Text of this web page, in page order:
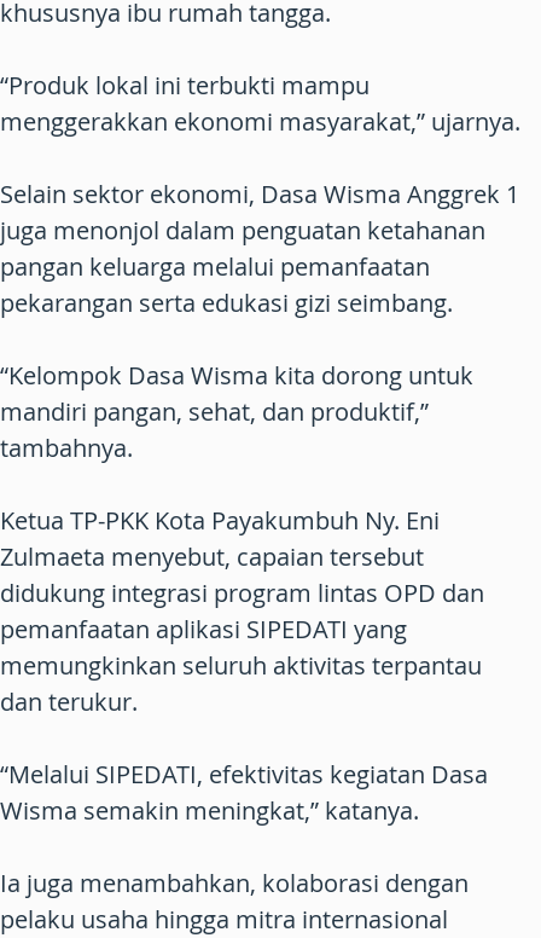
khususnya ibu rumah tangga.
“Produk lokal ini terbukti mampu
menggerakkan ekonomi masyarakat,” ujarnya.
Selain sektor ekonomi, Dasa Wisma Anggrek 1
juga menonjol dalam penguatan ketahanan
pangan keluarga melalui pemanfaatan
pekarangan serta edukasi gizi seimbang.
“Kelompok Dasa Wisma kita dorong untuk
mandiri pangan, sehat, dan produktif,”
tambahnya.
Ketua TP-PKK Kota Payakumbuh Ny. Eni
Zulmaeta menyebut, capaian tersebut
didukung integrasi program lintas OPD dan
pemanfaatan aplikasi SIPEDATI yang
memungkinkan seluruh aktivitas terpantau
dan terukur.
“Melalui SIPEDATI, efektivitas kegiatan Dasa
Wisma semakin meningkat,” katanya.
Ia juga menambahkan, kolaborasi dengan
pelaku usaha hingga mitra internasional